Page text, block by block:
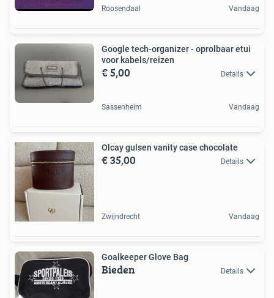
Roosendaal Vandaag
Google tech-organizer - oprolbaar etui
voor kabels/reizen
€ 5,00 Details
Sassenheim Vandaag
Olcay gulsen vanity case chocolate
€ 35,00 Details
Zwijndrecht Vandaag
Goalkeeper Glove Bag
Bieden Details